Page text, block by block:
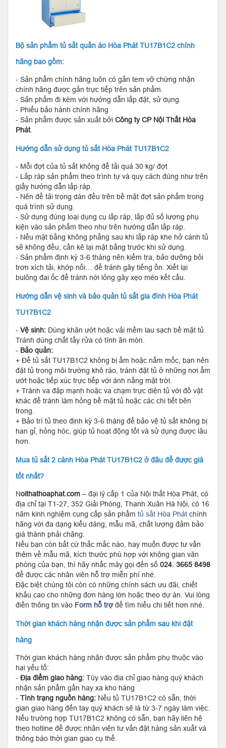
Bộ sản phẩm tủ sắt quần áo Hòa Phát TU17B1C2 chính
hãng bao gồm:
- Sản phẩm chính hãng luôn có gắn tem vỡ chứng nhận
chính hãng được gắn trực tiếp trên sản phẩm.
- Sản phẩm đi kèm với hướng dẫn lắp đặt, sử dụng.
- Phiếu bảo hành chính hãng
- Sản phẩm được sản xuất bởi Công ty CP Nội Thất Hòa
Phát.
Hướng dẫn sử dụng tủ sắt Hòa Phát TU17B1C2
- Mỗi đợt của tủ sắt không để tải quá 30 kg/ đợt
- Lắp ráp sản phẩm theo trình tự và quy cách đúng như trên
giấy hướng dẫn lắp ráp.
- Nên để tải trọng dàn đều trên bề mặt đợt sản phẩm trong
quá trình sử dụng.
- Sử dụng đúng loại dụng cụ lắp ráp, lắp đủ số lượng phụ
kiện vào sản phẩm theo như trên hướng dẫn lắp ráp.
- Nếu mặt bằng không phẳng sau khi lắp ráp khe hở cánh tủ
sẽ không đều, cần kê lại mặt bằng trước khi sử dụng.
- Sản phẩm định kỳ 3-6 tháng nên kiểm tra, bảo dưỡng bôi
trơn xích tải, khớp nối… để tránh gây tiếng ồn. Xiết lại
bulông đai ốc để tránh nới lỏng gây xẹo méo kết cấu.
Hướng dẫn vệ sinh và bảo quản tủ sắt gia đình Hòa Phát
TU17B1C2
- Vệ sinh: Dùng khăn ướt hoặc vải mềm lau sạch bề mặt tủ.
Tránh dùng chất tẩy rửa có tính ăn mòn.
- Bảo quản:
+ Để tủ sắt TU17B1C2 không bị ẩm hoặc nấm mốc, bạn nên
đặt tủ trong môi trường khô ráo, tránh đặt tủ ở những nơi ẩm
ướt hoặc tiếp xúc trực tiếp với ánh nắng mặt trời.
+ Tránh va đập mạnh hoặc va chạm trực diện tủ với đồ vật
khác để tránh làm hỏng bề mặt tủ hoặc các chi tiết bên
trong.
+ Bảo trì tủ theo định kỳ 3-6 tháng để bảo vệ tủ sắt không bị
han gỉ, hỏng hóc, giúp tủ hoạt động tốt và sử dụng được lâu
hơn.
Mua tủ sắt 2 cánh Hòa Phát TU17B1C2 ở đâu để được giá
tốt nhất?
Noithathoaphat.com – đại lý cấp 1 của Nội thất Hòa Phát, có
địa chỉ tại T1-27, 352 Giải Phóng, Thanh Xuân Hà Nội, có 16
năm kinh nghiệm cung cấp sản phẩm tủ sắt Hòa Phát chính
hãng với đa dạng kiểu dáng, mẫu mã, chất lượng đảm bảo
giá thành phải chăng.
Nếu bạn còn bất cứ thắc mắc nào, hay muốn được tư vấn
thêm về mẫu mã, kích thước phù hợp với không gian văn
phòng của bạn, thì hãy nhấc máy gọi đến số 024. 3665 8498
để được các nhân viên hỗ trợ miễn phí nhé.
Đặc biệt chúng tôi còn có những chính sách ưu đãi, chiết
khấu cao cho những đơn hàng lớn hoặc theo dự án. Vui lòng
điền thông tin vào Form hỗ trợ để tìm hiểu chi tiết hơn nhé.
Thời gian khách hàng nhận được sản phẩm sau khi đặt
hàng
Thời gian khách hàng nhận được sản phẩm phụ thuộc vào
hai yếu tố:
- Địa điểm giao hàng: Tùy vào địa chỉ giao hàng quý khách
nhận sản phẩm gần hay xa kho hàng
- Tình trạng nguồn hàng: Nếu tủ TU17B1C2 có sẵn, thời
gian giao hàng đến tay quý khách sẽ là từ 3-7 ngày làm việc.
Nếu trường hợp TU17B1C2 không có sẵn, bạn hãy liên hệ
theo hotline để được nhân viên tư vấn đặt hàng sản xuất và
thông báo thời gian giao cụ thể.